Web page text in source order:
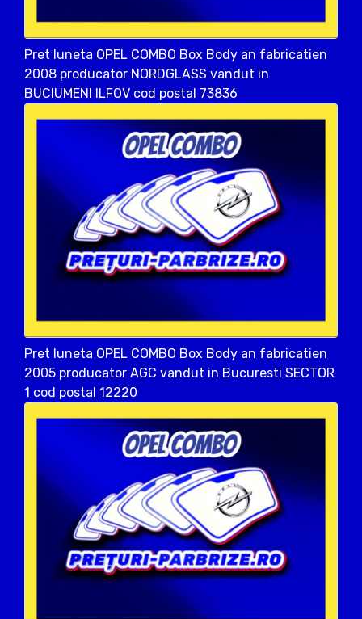
Pret luneta OPEL COMBO Box Body an fabricatien
2008 producator NORDGLASS vandut in
BUCIUMENI ILFOV cod postal 73836
Pret luneta OPEL COMBO Box Body an fabricatien
2005 producator AGC vandut in Bucuresti SECTOR
1 cod postal 12220